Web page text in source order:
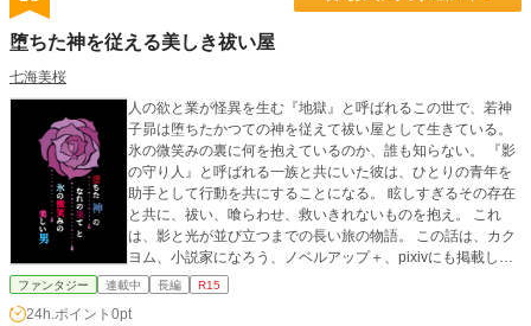
堕ちた神を従える美しき祓い屋
七海美桜
人の欲と業が怪異を生む『地獄』と呼ばれるこの世で、若神
子昴は堕ちたかつての神を従えて祓い屋として生きている。
氷の微笑みの裏に何を抱えているのか、誰も知らない。 『影
の守り人』と呼ばれる一族と共にいた彼は、ひとりの青年を
助手として行動を共にすることになる。 眩しすぎるその存在
と共に、祓い、喰らわせ、救いきれないものを抱え。 これ
は、影と光が並び立つまでの長い旅の物語。 この話は、カク
ヨム、小説家になろう、ノベルアップ＋、pixivにも掲載して
います。 旧タイトル：堕ちた神のなれの果てと氷の微笑みの
ファンタジー 連載中 長編 R15
24h.ポイント 0pt